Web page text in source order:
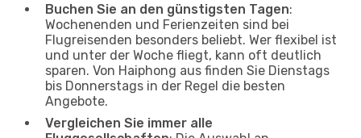
Buchen Sie an den günstigsten Tagen:
Wochenenden und Ferienzeiten sind bei
Flugreisenden besonders beliebt. Wer flexibel ist
und unter der Woche fliegt, kann oft deutlich
sparen. Von Haiphong aus finden Sie Dienstags
bis Donnerstags in der Regel die besten
Angebote.
Vergleichen Sie immer alle